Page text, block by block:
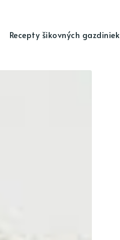
Recepty šikovných gazdiniek